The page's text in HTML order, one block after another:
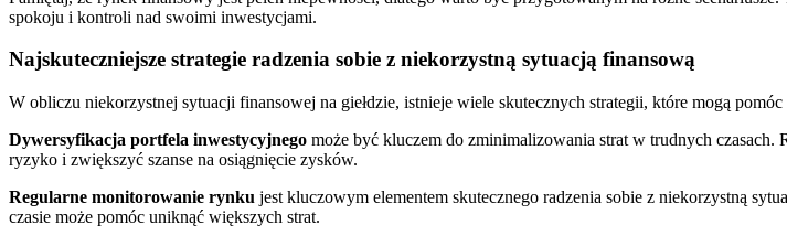
spokoju i kontroli ⁣nad swoimi inwestycjami.
Najskuteczniejsze strategie radzenia sobie z ⁢niekorzystną sytuacją ‍finansową
W obliczu niekorzystnej​ sytuacji finansowej na giełdzie, istnieje wiele skutecznych strategii, które ⁢mogą⁣
Dywersyfikacja‌ portfela inwestycyjnego może być kluczem do zminimalizowania ⁤strat w trudnych
ryzyko i zwiększyć szanse na osiągnięcie zysków.
Regularne monitorowanie rynku jest ​kluczowym elementem skutecznego radzenia sobie z niekorzystną
czasie może pomóc ‍uniknąć większych⁣ strat.